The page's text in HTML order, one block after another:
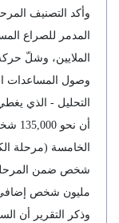
وأكد التصنيف
المدمر للصراع
الملايين، وشلّ
وصول المساعدات
أن
مليون شخص إضافي
وذكر التقرير أن